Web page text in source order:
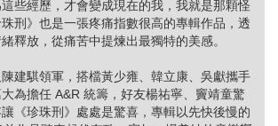
些經歷，才會變成現在的我，我就是那顆怪
刑》也是一張疼痛指數很高的專輯作品，透
釋放，從痛苦中提煉出最獨特的美感。
建騏領軍，搭檔黃少雍、韓立康、吳獻攜手
為擔任 A&R 統籌，好友楊祐寧、竇靖童驚
《珍珠刑》處處是驚喜，專輯以先快後慢的